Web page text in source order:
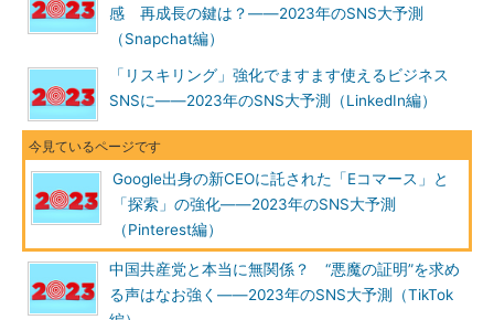
感 再成長の鍵は？――2023年のSNS大予測
（Snapchat編）
「リスキリング」強化でますます使えるビジネス
SNSに――2023年のSNS大予測（LinkedIn編）
Google出身の新CEOに託された「Eコマース」と
「探索」の強化――2023年のSNS大予測
（Pinterest編）
中国共産党と本当に無関係？ “悪魔の証明”を求め
る声はなお強く――2023年のSNS大予測（TikTok